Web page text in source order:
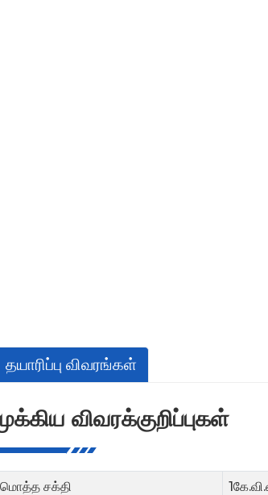
தயாரிப்பு விவரங்கள்
விவரக்குறிப்புகள்
மொத்த சக்தி